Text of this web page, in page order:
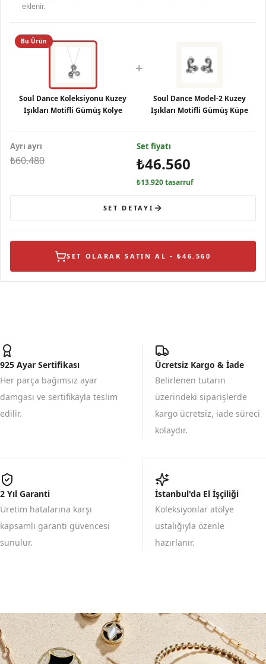
eklenir.
Bu Ürün
Soul Dance Koleksiyonu Kuzey
Işıkları Motifli Gümüş Kolye
+
Soul Dance Model-2 Kuzey
Işıkları Motifli Gümüş Küpe
Ayrı ayrı
₺60.480
Set fiyatı
₺46.560
₺13.920 tasarruf
SET DETAYI
SET OLARAK SATIN AL - ₺46.560
925 Ayar Sertifikası
Her parça bağımsız ayar
damgası ve sertifikayla teslim
edilir.
Ücretsiz Kargo & İade
Belirlenen tutarın
üzerindeki siparişlerde
kargo ücretsiz, iade süreci
kolaydır.
2 Yıl Garanti
Üretim hatalarına karşı
kapsamlı garanti güvencesi
sunulur.
İstanbul'da El İşçiliği
Koleksiyonlar atölye
ustalığıyla özenle
hazırlanır.